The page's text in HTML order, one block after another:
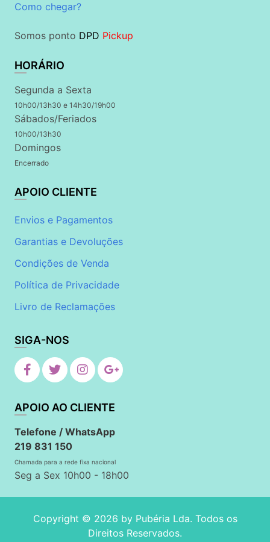
Como chegar?
Somos ponto DPD Pickup
HORÁRIO
Segunda a Sexta
10h00/13h30 e 14h30/19h00
Sábados/Feriados
10h00/13h30
Domingos
Encerrado
APOIO CLIENTE
Envios e Pagamentos
Garantias e Devoluções
Condições de Venda
Política de Privacidade
Livro de Reclamações
SIGA-NOS
APOIO AO CLIENTE
Telefone / WhatsApp
219 831 150
Chamada para a rede fixa nacional
Seg a Sex 10h00 - 18h00
Copyright © 2026 by Pubéria Lda. Todos os
Direitos Reservados.